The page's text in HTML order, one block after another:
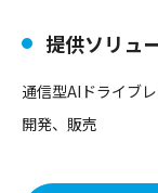
提供ソリュ
通信型AIドライブ
開発、販売